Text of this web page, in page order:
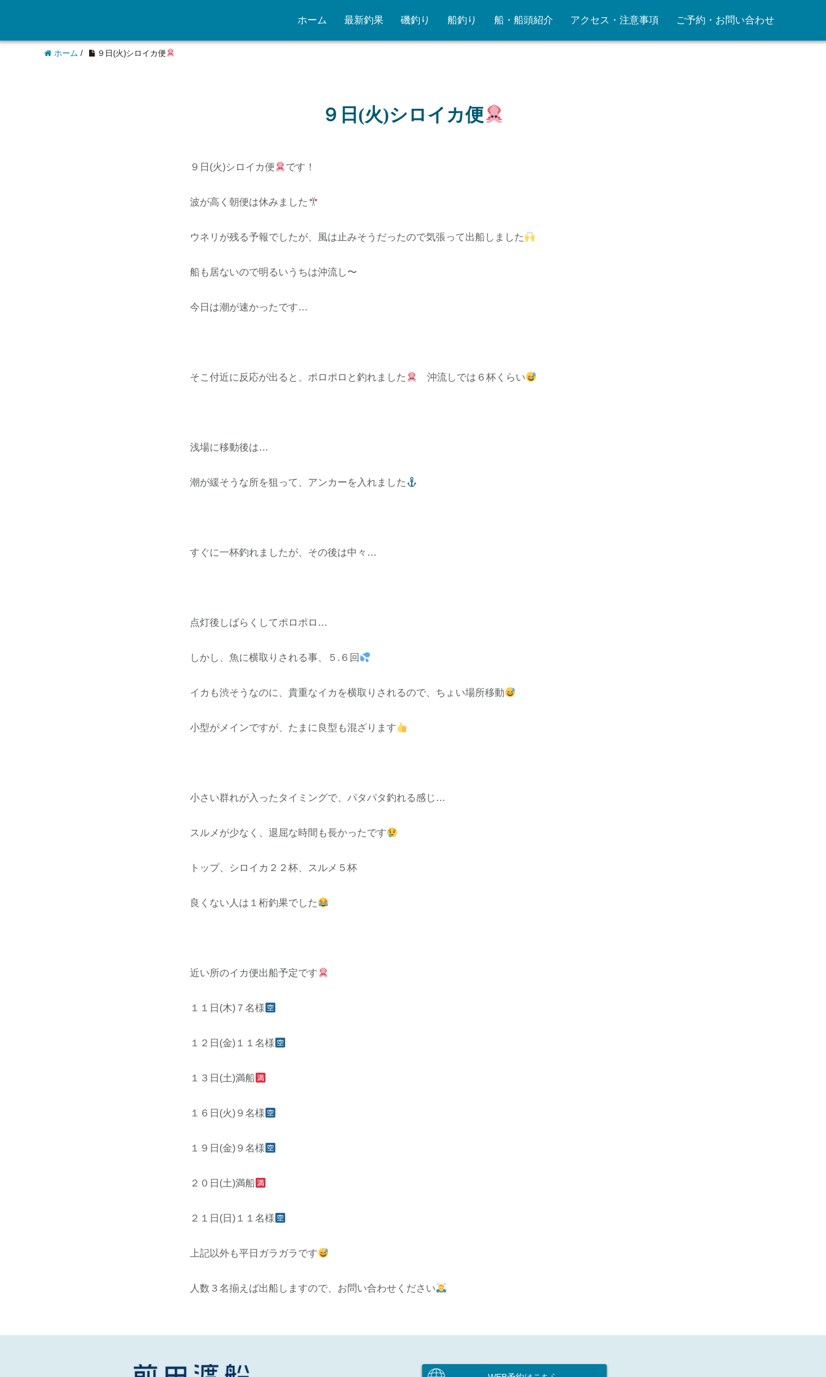
ホーム 最新釣果 磯釣り 船釣り 船・船頭紹介 アクセス・注意事項 ご予約・お問い合わせ
ホーム / ９日(火)シロイカ便
９日(火)シロイカ便
９日(火)シロイカ便 です！
波が高く朝便は休みました
ウネリが残る予報でしたが、風は止みそうだったので気張って出船しました
船も居ないので明るいうちは沖流し〜
今日は潮が速かったです…
そこ付近に反応が出ると、ポロポロと釣れました 沖流しでは６杯くらい
浅場に移動後は…
潮が緩そうな所を狙って、アンカーを入れました
すぐに一杯釣れましたが、その後は中々…
点灯後しばらくしてポロポロ…
しかし、魚に横取りされる事、５.６回
イカも渋そうなのに、貴重なイカを横取りされるので、ちょい場所移動
小型がメインですが、たまに良型も混ざります
小さい群れが入ったタイミングで、パタパタ釣れる感じ…
スルメが少なく、退屈な時間も長かったです
トップ、シロイカ２２杯、スルメ５杯
良くない人は１桁釣果でした
近い所のイカ便出船予定です
１１日(木)７名様
１２日(金)１１名様
１３日(土)満船
１６日(火)９名様
１９日(金)９名様
２０日(土)満船
２１日(日)１１名様
上記以外も平日ガラガラです
人数３名揃えば出船しますので、お問い合わせください